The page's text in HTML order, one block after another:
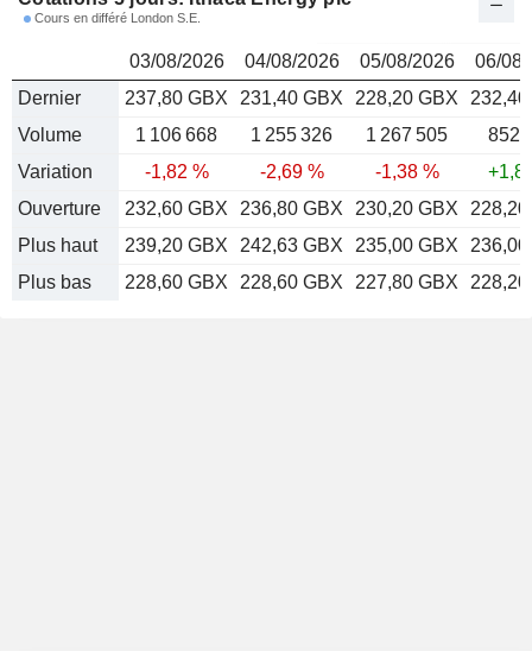
Cours en différé London S.E.
03/08/2026 04/08/2026 05/08/2026
06/08/
Dernier
237,80 GBX 231,40 GBX 228,20 GBX
Volume
1 106 668 1 255 326 1 267 505
852
Variation
-1,82 % -2,69 % -1,38 %
Ouverture
232,60 GBX 236,80 GBX 230,20 GBX
Plus haut
239,20 GBX 242,63 GBX 235,00 GBX
Plus bas
228,60 GBX 228,60 GBX 227,80 GBX